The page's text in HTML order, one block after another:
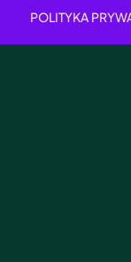
POLITYKA